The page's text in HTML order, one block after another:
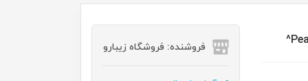
فروشنده: فروشگاه زیبارو